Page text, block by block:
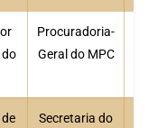
do
Procuradoria-
Geral do MPC
Secretaria do